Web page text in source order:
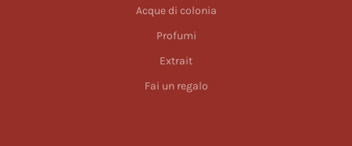
Acque di colonia
Profumi
Extrait
Fai un regalo